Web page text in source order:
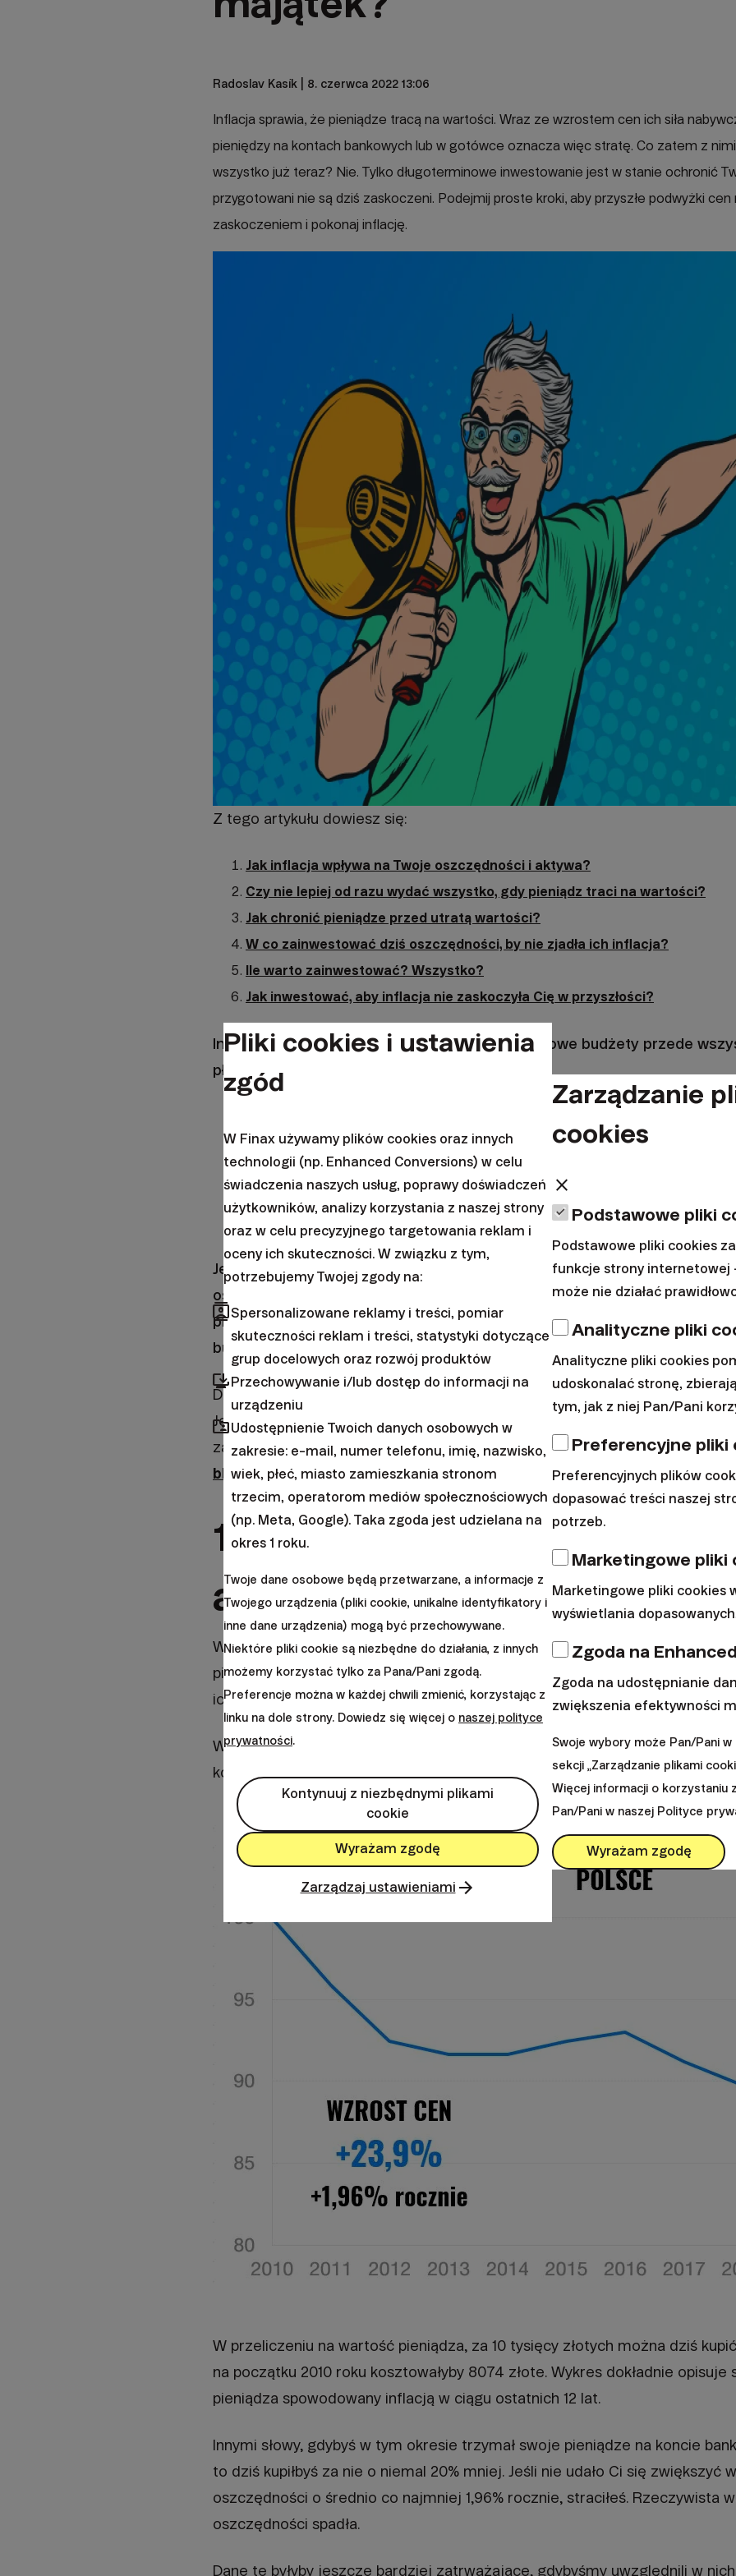
Radoslav Kasík | 8. czerwca 2022 13:06
Inflacja sprawia, że pieniądze tracą na wartości. Wraz ze wzrostem cen ich siła
pieniędzy na kontach bankowych lub w gotówce oznacza więc stratę. Co zatem z
wszystko już teraz? Nie. Tylko długoterminowe inwestowanie jest w stanie ochronić
przygotowani nie są dziś zaskoczeni. Podejmij proste kroki, aby przyszłe podwyżki cen
zaskoczeniem i pokonaj inflację.
Z tego artykułu dowiesz się:
Jak inflacja wpływa na Twoje oszczędności i aktywa?
Czy nie lepiej od razu wydać wszystko, gdy pieniądz traci na wartości?
Jak chronić pieniądze przed utratą wartości?
W co zainwestować dziś oszczędności, by nie zjadła ich inflacja?
Ile warto zainwestować? Wszystko?
Jak inwestować, aby inflacja nie zaskoczyła Cię w przyszłości?
Inflacja ma duży wpływ na Wasze finanse i domowe budżety przede
płaszczyznach:
mniej towarów i usług.
Konsumpcja- przy rosnących cenach możemy sobie pozwolić
naszych dochodów.
- dłużnicy na stały procent zyskują na inflacji.
Jeśli chcesz przetrwać okres inflacji z jak najmniejszym uszczerbkiem
oszczędności i zadbać, aby miała jak najmniejszy wpływ na Twoje
przyswoić sobie i stale pamiętać o tych trzech faktach dotyczących
budżet.
Dziś zajmiemy się pierwszą konsekwencją inflacji, a mianowicie jej
Jednocześnie zastanowimy się, jak najskuteczniej chronić swój majątek
zastanawiasz się, jakie są przyczyny obecnej sytuacji, konieczniesprawdź
blogu.
1. Wpływ inflacji na
aktywa
Większość z nas zdaje sobie sprawę, że wzrost cen wpływa na wartość
pieniędzy. Jeśli ceny towarów i usług, które regularnie kupujemy, wzrastają,
ich mniej za tę samą kwotę.
Według danych Urzędu Statystycznego już do końca 2021 roku ceny
koszyka konsumenckiego wzrosły od 2010 roku o 24%.
W przeliczeniu na wartość pieniądza, za 10 tysięcy złotych można dziś
na początku 2010 roku kosztowałyby 8074 złote. Wykres dokładnie opisuje
pieniądza spowodowany inflacją w ciągu ostatnich 12 lat.
Innymi słowy, gdybyś w tym okresie trzymał swoje pieniądze na koncie
to dziś kupiłbyś za nie o niemal 20% mniej. Jeśli nie udało Ci się zwiększyć
oszczędności o średnio co najmniej 1,96% rocznie, straciłeś. Rzeczywista
oszczędności spadła.
Dane te byłyby jeszcze bardziej zatrważające, gdybyśmy uwzględnili w
Pliki cookies i ustawienia
zgód
W Finax używamy plików cookies oraz innych
technologii (np. Enhanced Conversions) w celu
świadczenia naszych usług, poprawy doświadczeń
użytkowników, analizy korzystania z naszej strony
oraz w celu precyzyjnego targetowania reklam i
oceny ich skuteczności. W związku z tym,
potrzebujemy Twojej zgody na:
contactsSpersonalizowane reklamy i treści, pomiar
skuteczności reklam i treści, statystyki dotyczące
grup docelowych oraz rozwój produktów
browser_updatedPrzechowywanie i/lub dostęp do informacji na
urządzeniu
folder_sharedUdostępnienie Twoich danych osobowych w
zakresie: e-mail, numer telefonu, imię, nazwisko,
wiek, płeć, miasto zamieszkania stronom
trzecim, operatorom mediów społecznościowych
(np. Meta, Google). Taka zgoda jest udzielana na
okres 1 roku.
Twoje dane osobowe będą przetwarzane, a informacje z
Twojego urządzenia (pliki cookie, unikalne identyfikatory i
inne dane urządzenia) mogą być przechowywane.
Niektóre pliki cookie są niezbędne do działania, z innych
możemy korzystać tylko za Pana/Pani zgodą.
Preferencje można w każdej chwili zmienić, korzystając z
linku na dole strony. Dowiedz się więcej o naszej polityce
prywatności.
Kontynuuj z niezbędnymi plikami
cookie
Wyrażam zgodę
Zarządzaj ustawieniami
Zarządzanie
cookies
close
Podstawowe pliki
Podstawowe pliki cookies
funkcje strony internetowej
może nie działać
Analityczne pliki
Analityczne pliki cookies
udoskonalać stronę,
tym, jak z niej Pan/Pani
Preferencyjne pliki
Preferencyjnych plików
dopasować treści naszej
potrzeb.
Marketingowe pliki
Marketingowe pliki cookies
wyświetlania
Zgoda na
Zgoda na udostępnianie
zwiększenia efektywności
Swoje wybory może Pan/Pani w
sekcji „Zarządzanie plikami
Więcej informacji o korzystaniu
Pan/Pani w naszej Polityce
Wyrażam zgodę